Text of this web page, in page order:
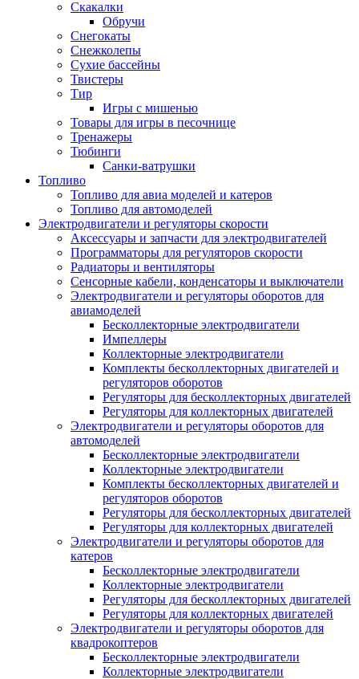
Скакалки
Обручи
Снегокаты
Снежколепы
Сухие бассейны
Твистеры
Тир
Игры с мишенью
Товары для игры в песочнице
Тренажеры
Тюбинги
Санки-ватрушки
Топливо
Топливо для авиа моделей и катеров
Топливо для автомоделей
Электродвигатели и регуляторы скорости
Аксессуары и запчасти для электродвигателей
Программаторы для регуляторов скорости
Радиаторы и вентиляторы
Сенсорные кабели, конденсаторы и выключатели
Электродвигатели и регуляторы оборотов для
авиамоделей
Бесколлекторные электродвигатели
Импеллеры
Коллекторные электродвигатели
Комплекты бесколлекторных двигателей и
регуляторов оборотов
Регуляторы для бесколлекторных двигателей
Регуляторы для коллекторных двигателей
Электродвигатели и регуляторы оборотов для
автомоделей
Бесколлекторные электродвигатели
Коллекторные электродвигатели
Комплекты бесколлекторных двигателей и
регуляторов оборотов
Регуляторы для бесколлекторных двигателей
Регуляторы для коллекторных двигателей
Электродвигатели и регуляторы оборотов для
катеров
Бесколлекторные электродвигатели
Коллекторные электродвигатели
Регуляторы для бесколлекторных двигателей
Регуляторы для коллекторных двигателей
Электродвигатели и регуляторы оборотов для
квадрокоптеров
Бесколлекторные электродвигатели
Коллекторные электродвигатели